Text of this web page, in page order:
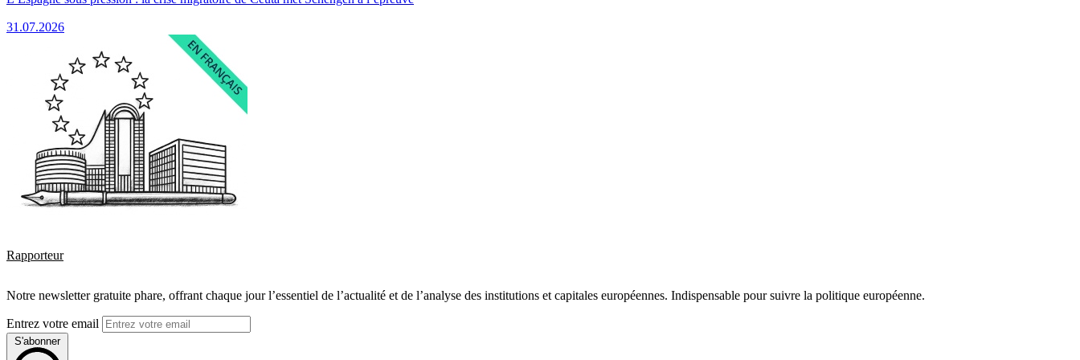
31.07.2026
Rapporteur
Notre newsletter gratuite phare, offrant chaque jour l’essentiel de l’actualité et de l’analyse des institutions et capitales européennes. Indispensable pour suivre la politique européenne.
Entrez votre email
S'abonner